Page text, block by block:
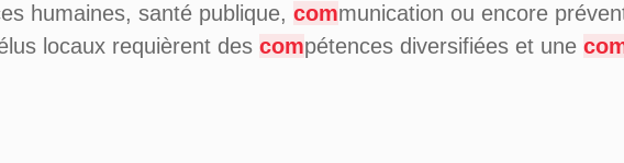
humaines, santé publique, communication ou encore
locaux requièrent des compétences diversifiées et une